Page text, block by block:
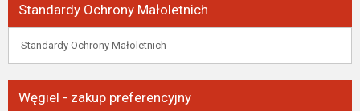
Standardy Ochrony Małoletnich
Standardy Ochrony Małoletnich
Węgiel - zakup preferencyjny